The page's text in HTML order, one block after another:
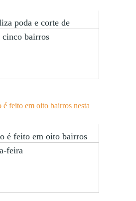
poda e corte de
cinco bairros
é feito em oito bairros
feira